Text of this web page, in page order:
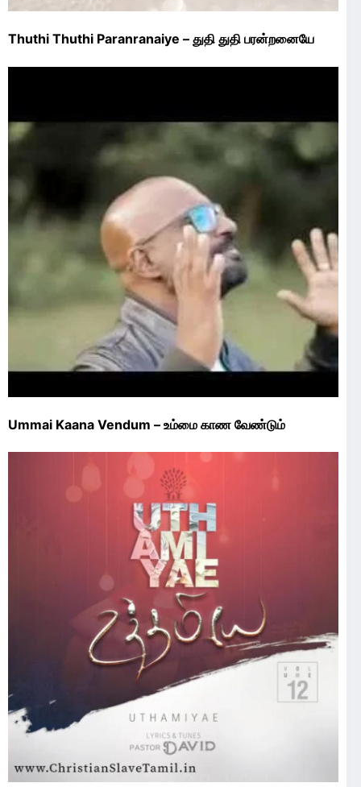
Thuthi Thuthi Paranranaiye – துதி துதி பரன்றனையே
Ummai Kaana Vendum – உம்மை காண வேண்டும்